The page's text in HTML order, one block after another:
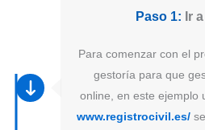
Paso 1: Ir
Para comenzar con el
gestoría para que
online, en este ejemplo
www.registrocivil.es/